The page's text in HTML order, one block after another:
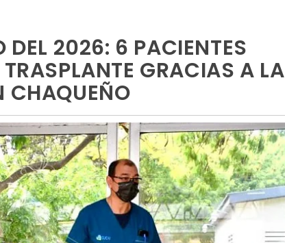
DEL 2026: 6 PACIENTES
GRACIAS A LA
CHAQUEÑO